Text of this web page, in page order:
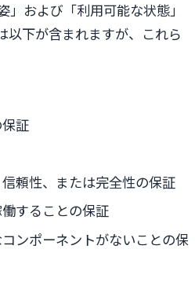
および「利用可能な状態」
以下が含まれますが、これら
証
頼性、または完全性の保証
することの保証
ンポーネントがないことの保